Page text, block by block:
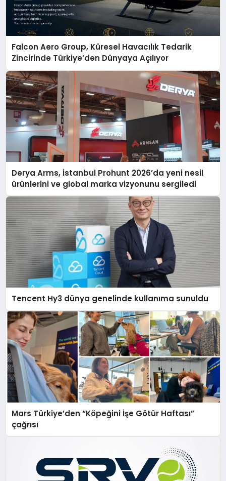
Falcon Aero Group, Küresel Havacılık Tedarik
Zincirinde Türkiye’den Dünyaya Açılıyor
Derya Arms, İstanbul Prohunt 2026’da yeni nesil
ürünlerini ve global marka vizyonunu sergiledi
Tencent Hy3 dünya genelinde kullanıma sunuldu
Mars Türkiye’den “Köpeğini İşe Götür Haftası”
çağrısı